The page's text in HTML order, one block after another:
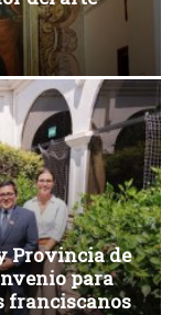
Provincia de
para
franciscanos